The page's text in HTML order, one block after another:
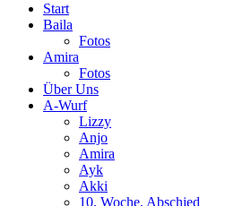
Start
Baila
Fotos
Amira
Fotos
Über Uns
A-Wurf
Lizzy
Anjo
Amira
Ayk
Akki
10. Woche, Abschied